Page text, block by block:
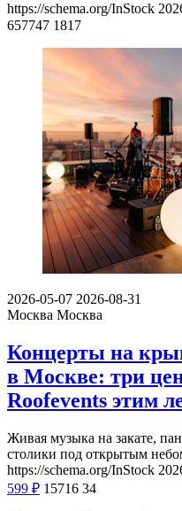
https://schema.org/InStock
657747 1817
2026-05-07 2026-08-31
Москва Москва
Концерты на
в Москве: три
Roofevents этим
Живая музыка на закате,
столики под открытым
https://schema.org/InStock
599 ₽ 15716 34